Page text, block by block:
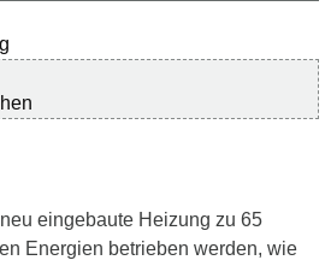
eingebaute Heizung zu 65
Energien betrieben werden, wie